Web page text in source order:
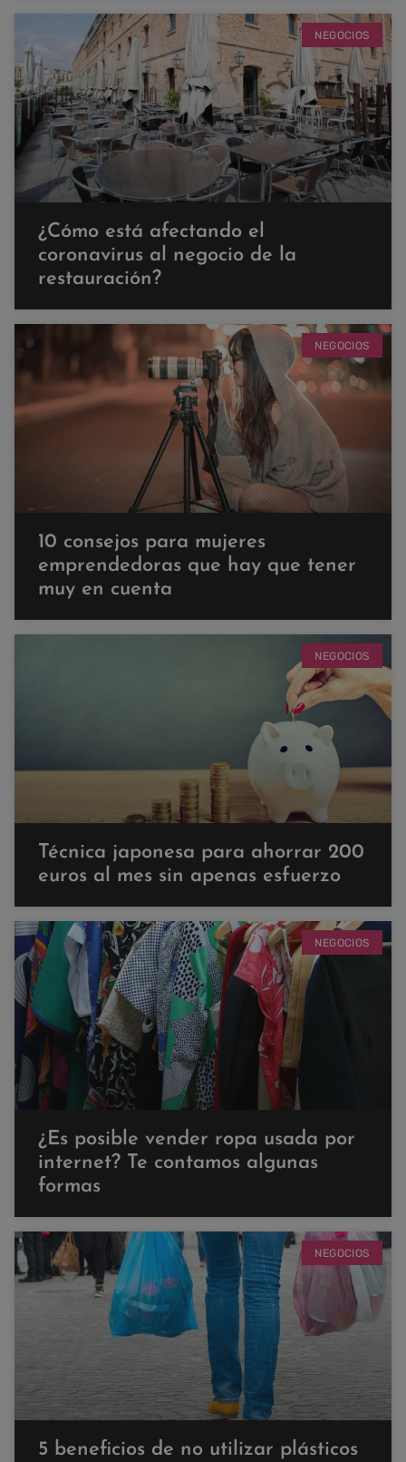
NEGOCIOS
¿Cómo está afectando el
coronavirus al negocio de la
restauración?
NEGOCIOS
10 consejos para mujeres
emprendedoras que hay que tener
muy en cuenta
NEGOCIOS
Técnica japonesa para ahorrar 200
euros al mes sin apenas esfuerzo
NEGOCIOS
¿Es posible vender ropa usada por
internet? Te contamos algunas
formas
NEGOCIOS
5 beneficios de no utilizar plásticos